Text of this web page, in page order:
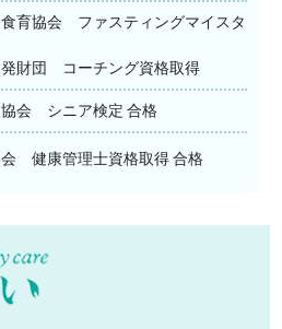
育協会 ファスティングマイスタ
財団 コーチング資格取得
協会 シニア検定 合格
会 健康管理士資格取得 合格